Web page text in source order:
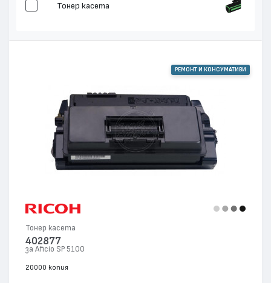
Тонер касета
РЕМОНТ И КОНСУМАТИВИ
Тонер касета
402877
за Aficio SP 5100
20000 копия